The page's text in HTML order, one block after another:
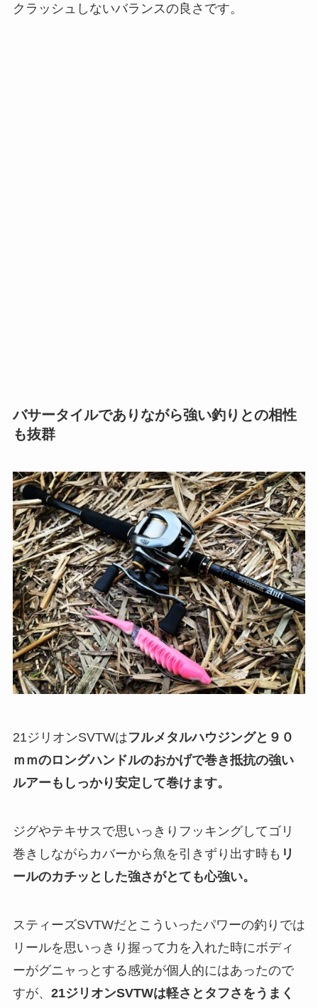
クラッシュしないバランスの良さです。
バサータイルでありながら強い釣りとの相性
も抜群
21ジリオンSVTWはフルメタルハウジングと９０
ｍｍのロングハンドルのおかげで巻き抵抗の強い
ルアーもしっかり安定して巻けます。
ジグやテキサスで思いっきりフッキングしてゴリ
巻きしながらカバーから魚を引きずり出す時も リ
ールのカチッとした強さがとても心強い。
スティーズSVTWだとこういったパワーの釣りでは
リールを思いっきり握って力を入れた時にボディ
ーがグニャっとする感覚が個人的にはあったので
すが、 21ジリオンSVTWは軽さとタフさをうまく